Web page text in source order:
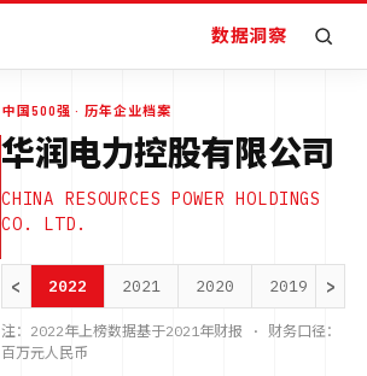
数据洞察
中国500强 · 历年企业档案
华润电力控股有限公司
CHINA RESOURCES POWER HOLDINGS
CO. LTD.
< 2022 2021 2020 2019 >
注： 2022年上榜数据基于2021年财报 · 财务口径：
百万元人民币